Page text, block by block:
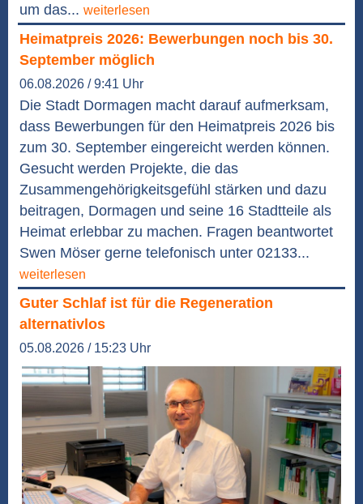
um das... weiterlesen
Heimatpreis 2026: Bewerbungen noch bis 30.
September möglich
06.08.2026 / 9:41 Uhr
Die Stadt Dormagen macht darauf aufmerksam,
dass Bewerbungen für den Heimatpreis 2026 bis
zum 30. September eingereicht werden können.
Gesucht werden Projekte, die das
Zusammengehörigkeitsgefühl stärken und dazu
beitragen, Dormagen und seine 16 Stadtteile als
Heimat erlebbar zu machen. Fragen beantwortet
Swen Möser gerne telefonisch unter 02133...
weiterlesen
Guter Schlaf ist für die Regeneration
alternativlos
05.08.2026 / 15:23 Uhr